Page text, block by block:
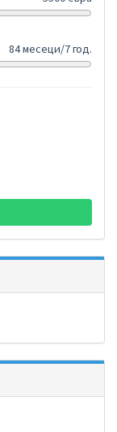
84 месеци/7 год.